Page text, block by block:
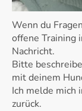
Wenn du
offene Training
Nachricht.
Bitte
mit deinem
Ich melde mich
zurück.